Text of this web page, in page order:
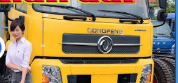
Xe tải Foton 990kg